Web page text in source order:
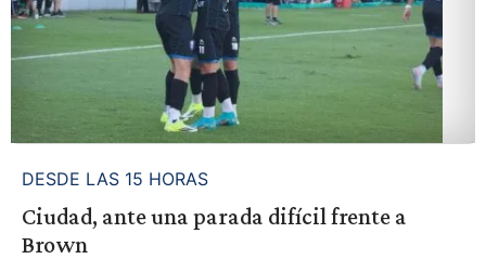
DESDE LAS 15 HORAS
Ciudad, ante una parada difícil frente a
Brown